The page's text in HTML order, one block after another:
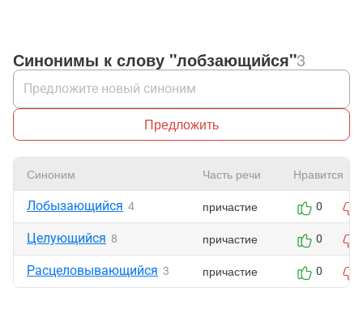
Синонимы к слову "лобзающийся"3
Предложить
Синоним Часть речи Нравится
Лобызающийся 4 причастие 0
Целующийся 8 причастие 0
Расцеловывающийся 3 причастие 0